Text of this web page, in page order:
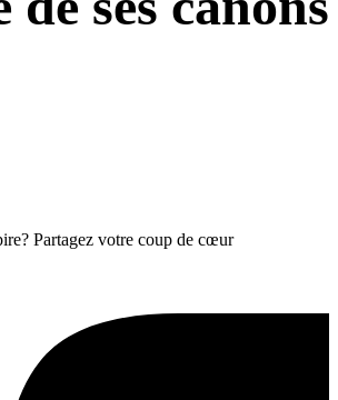
Partagez votre coup de cœur